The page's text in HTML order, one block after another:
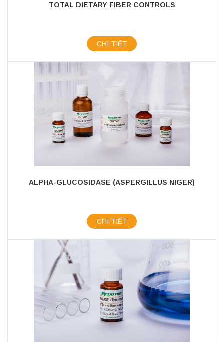
TOTAL DIETARY FIBER CONTROLS
CHI TIẾT
ALPHA-GLUCOSIDASE (ASPERGILLUS NIGER)
CHI TIẾT